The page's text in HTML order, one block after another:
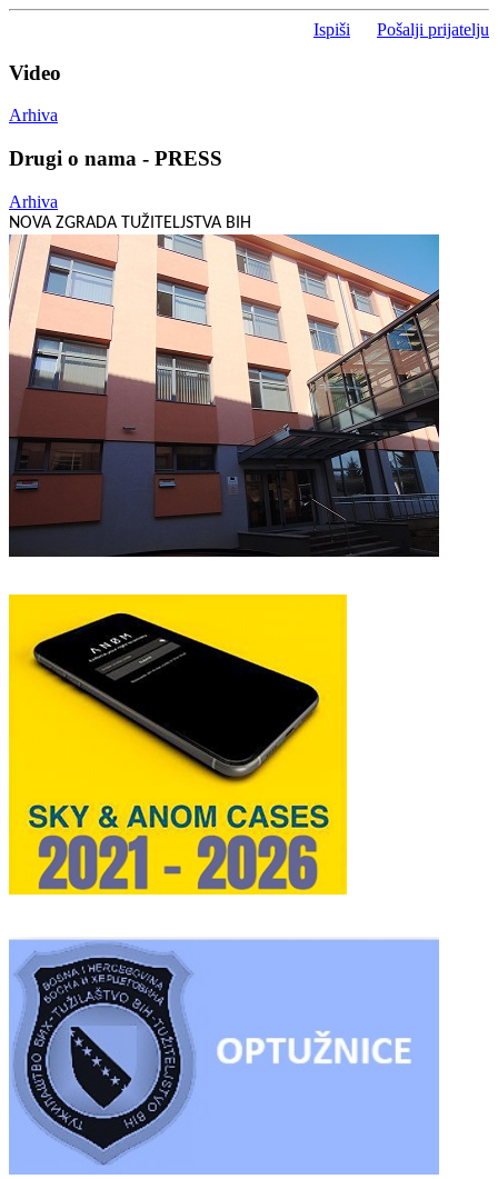
Ispiši Pošalji prijatelju
Video
Arhiva
Drugi o nama - PRESS
Arhiva
NOVA ZGRADA TUŽITELJSTVA BIH